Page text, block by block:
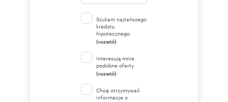
Szukam najtańszego
kredytu
hipotecznego
(rozwiń)
Interesują mnie
podobne oferty
(rozwiń)
Chcę otrzymywać
informacje o